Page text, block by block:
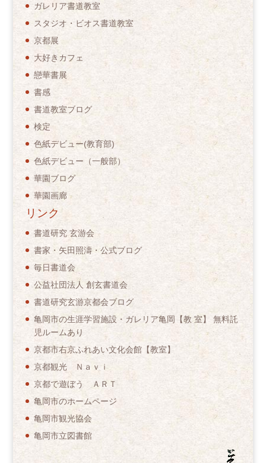
ガレリア書道教室
スタジオ・ビオス書道教室
京都展
大好きカフェ
戀華書展
書感
書道教室ブログ
検定
色紙デビュー(教育部)
色紙デビュー（一般部）
華園ブログ
華園画廊
リンク
書道研究 玄游会
書家・矢田照濤・公式ブログ
毎日書道会
公益社団法人 創玄書道会
書道研究玄游京都会ブログ
亀岡市の生涯学習施設・ガレリア亀岡【教 室】 無料託
児ルームあり
京都市右京ふれあい文化会館【教室】
京都観光 Ｎａｖｉ
京都で遊ぼう ＡＲＴ
亀岡市のホームページ
亀岡市観光協会
亀岡市立図書館